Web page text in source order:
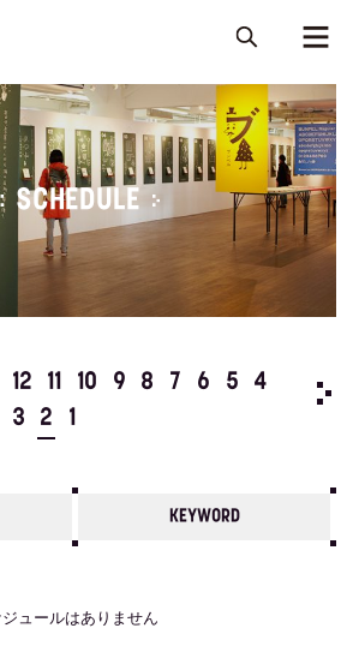
SCHEDULE
12 11 10 9 8 7 6 5
4
3
2 1
KEYWORD
ュールはありません